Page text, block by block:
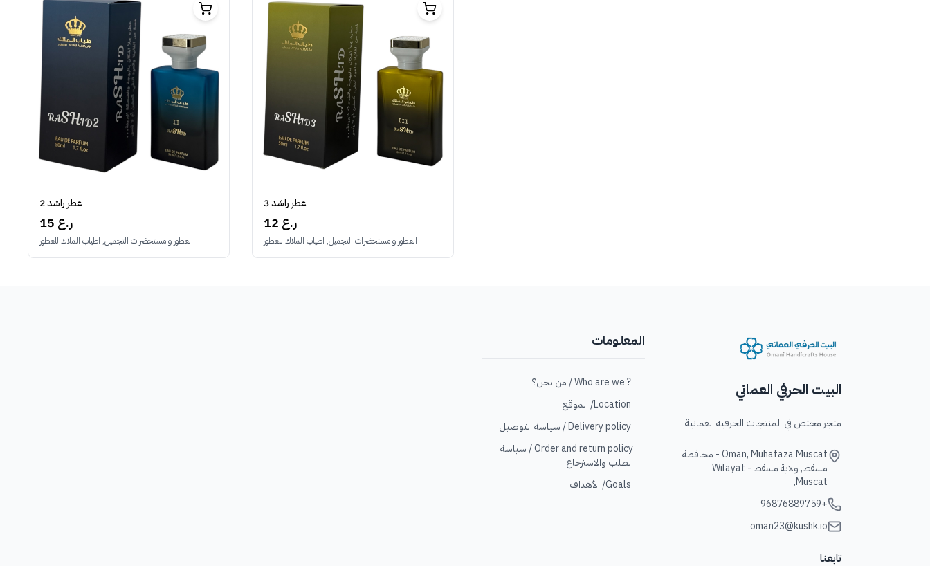
عطر راشد 2
15 ر.ع
العطور و مستحضرات التجميل, اطياب الملاك للعطور
عطر راشد 3
12 ر.ع
العطور و مستحضرات التجميل, اطياب الملاك للعطور
البيت الحرفي العماني
متجر مختص في المنتجات الحرفيه العمانية
Oman, Muhafaza Muscat - محافظة
مسقط, ولاية مسقط - Wilayat
Muscat,
+96876889759
oman23@kushk.io
تابعنا
المعلومات
? Who are we / من نحن؟
Location/ الموقع
Delivery policy / سياسة التوصيل
Order and return policy / سياسة
الطلب والاسترجاع
Goals/ الأهداف